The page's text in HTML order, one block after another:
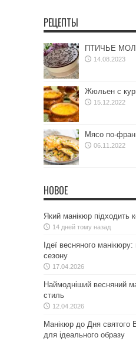
РЕЦЕПТЫ
ПТИЧЬЕ
14.08.2023
Жюльен с
15.12.2022
Мясо по-
06.11.2022
НОВОЕ
Який манікюр підходить
14 дней тому назад
Ідеї весняного
сезону
17.04.2026
Наймодніший весняний
стиль
12.04.2026
Манікюр до Дня святого
для ідеального образу